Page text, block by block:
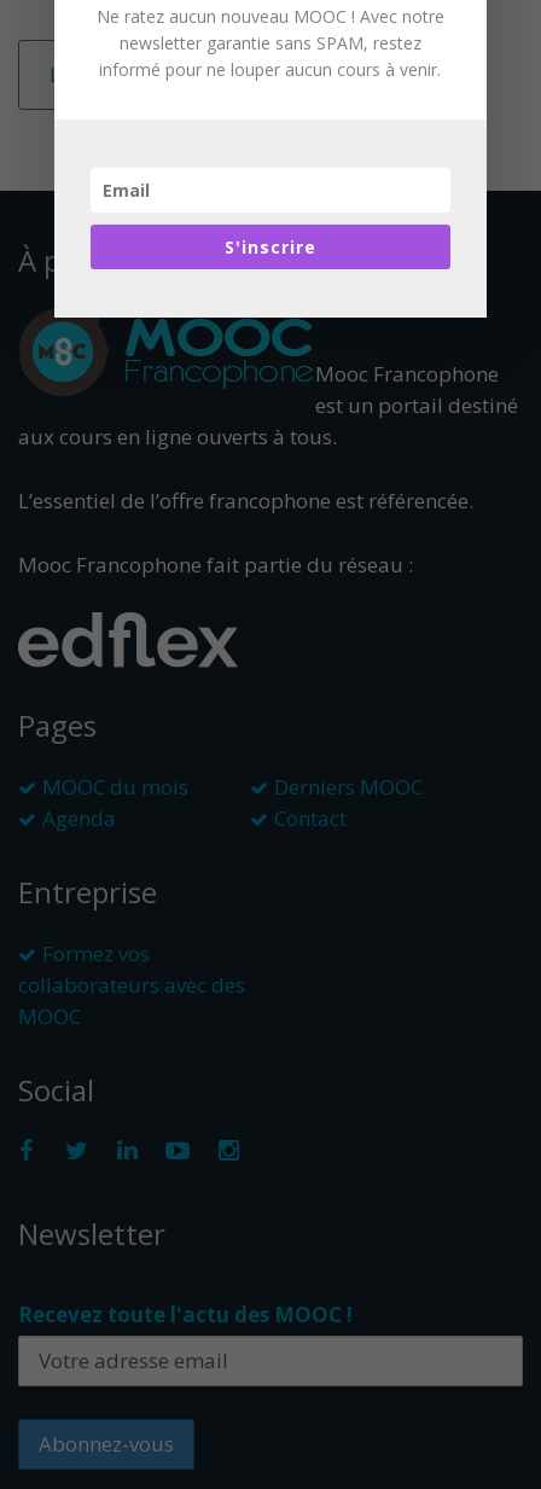
Lire la suite
À propos
Mooc Francophone
est un portail destiné
aux cours en ligne ouverts à tous.
L’essentiel de l’offre francophone est référencée.
Mooc Francophone fait partie du réseau :
Pages
MOOC du mois
Derniers MOOC
Agenda
Contact
Entreprise
Formez vos
collaborateurs avec des
MOOC
Social
Newsletter
Recevez toute l'actu des MOOC !
Ne ratez aucun nouveau MOOC ! Avec notre
newsletter garantie sans SPAM, restez
informé pour ne louper aucun cours à venir.
S'inscrire